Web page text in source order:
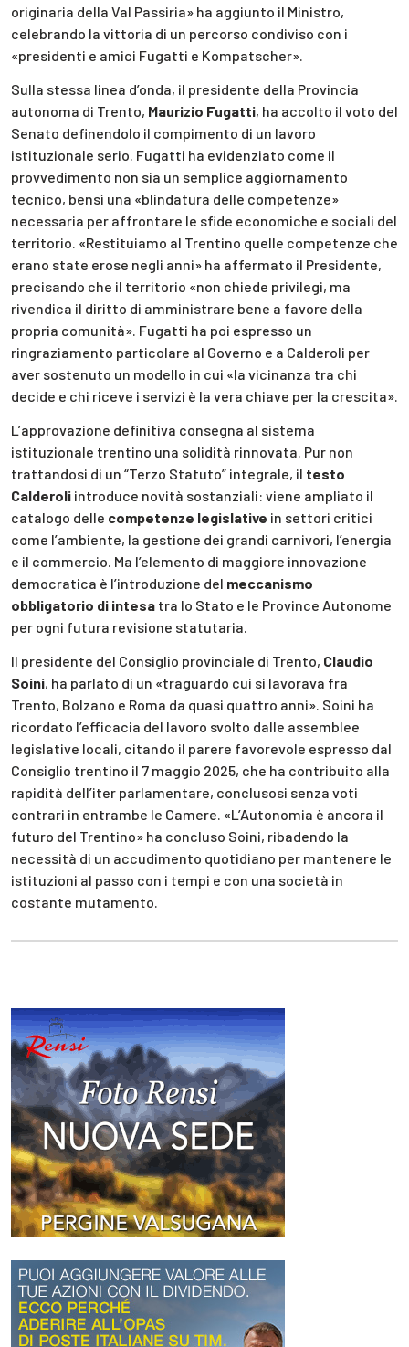
originaria della Val Passiria» ha aggiunto il Ministro,
celebrando la vittoria di un percorso condiviso con i
«presidenti e amici Fugatti e Kompatscher».
Sulla stessa linea d’onda, il presidente della Provincia
autonoma di Trento, Maurizio Fugatti, ha accolto il voto del
Senato definendolo il compimento di un lavoro
istituzionale serio. Fugatti ha evidenziato come il
provvedimento non sia un semplice aggiornamento
tecnico, bensì una «blindatura delle competenze»
necessaria per affrontare le sfide economiche e sociali del
territorio. «Restituiamo al Trentino quelle competenze che
erano state erose negli anni» ha affermato il Presidente,
precisando che il territorio «non chiede privilegi, ma
rivendica il diritto di amministrare bene a favore della
propria comunità». Fugatti ha poi espresso un
ringraziamento particolare al Governo e a Calderoli per
aver sostenuto un modello in cui «la vicinanza tra chi
decide e chi riceve i servizi è la vera chiave per la crescita».
L’approvazione definitiva consegna al sistema
istituzionale trentino una solidità rinnovata. Pur non
trattandosi di un “Terzo Statuto” integrale, il testo
Calderoli introduce novità sostanziali: viene ampliato il
catalogo delle competenze legislative in settori critici
come l’ambiente, la gestione dei grandi carnivori, l’energia
e il commercio. Ma l’elemento di maggiore innovazione
democratica è l’introduzione del meccanismo
obbligatorio di intesa tra lo Stato e le Province Autonome
per ogni futura revisione statutaria.
Il presidente del Consiglio provinciale di Trento, Claudio
Soini, ha parlato di un «traguardo cui si lavorava fra
Trento, Bolzano e Roma da quasi quattro anni». Soini ha
ricordato l’efficacia del lavoro svolto dalle assemblee
legislative locali, citando il parere favorevole espresso dal
Consiglio trentino il 7 maggio 2025, che ha contribuito alla
rapidità dell’iter parlamentare, conclusosi senza voti
contrari in entrambe le Camere. «L’Autonomia è ancora il
futuro del Trentino» ha concluso Soini, ribadendo la
necessità di un accudimento quotidiano per mantenere le
istituzioni al passo con i tempi e con una società in
costante mutamento.